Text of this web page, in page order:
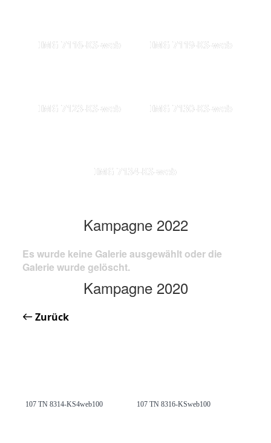
IMG 7116-KS-web IMG 7119-KS-web
IMG 7123-KS-web IMG 7130-KS-web
IMG 7134-KS-web
Kampagne 2022
Es wurde keine Galerie ausgewählt oder die
Galerie wurde gelöscht.
Kampagne 2020
Zurück
107 TN 8314-KS4web100 107 TN 8316-KSweb100